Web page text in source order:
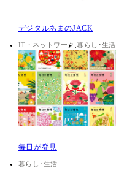
デジタルあまのJACK
IT・ネットワーク 暮らし･生活
毎日が発見
暮らし･生活